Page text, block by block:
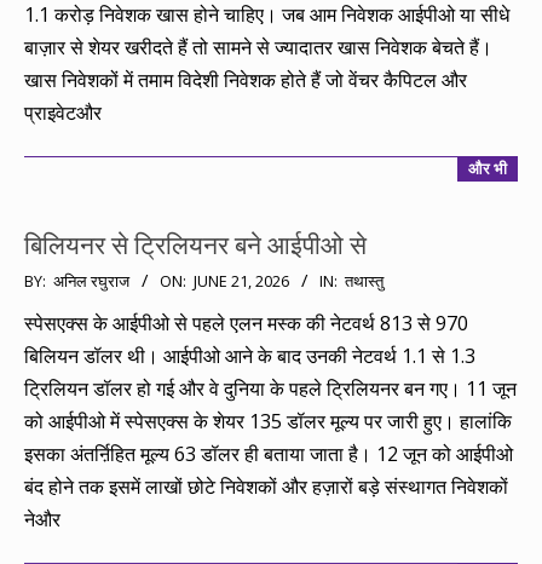
1.1 करोड़ निवेशक खास होने चाहिए। जब आम निवेशक आईपीओ या सीधे
बाज़ार से शेयर खरीदते हैं तो सामने से ज्यादातर खास निवेशक बेचते हैं।
खास निवेशकों में तमाम विदेशी निवेशक होते हैं जो वेंचर कैपिटल और
प्राइवेटऔर
और भी
बिलियनर से ट्रिलियनर बने आईपीओ से
2026-
06-
21
BY: अनिल रघुराज ON: JUNE 21, 2026 IN: तथास्तु
स्पेसएक्स के आईपीओ से पहले एलन मस्क की नेटवर्थ 813 से 970
बिलियन डॉलर थी। आईपीओ आने के बाद उनकी नेटवर्थ 1.1 से 1.3
ट्रिलियन डॉलर हो गई और वे दुनिया के पहले ट्रिलियनर बन गए। 11 जून
को आईपीओ में स्पेसएक्स के शेयर 135 डॉलर मूल्य पर जारी हुए। हालांकि
इसका अंतर्ऩिहित मूल्य 63 डॉलर ही बताया जाता है। 12 जून को आईपीओ
बंद होने तक इसमें लाखों छोटे निवेशकों और हज़ारों बड़े संस्थागत निवेशकों
नेऔर